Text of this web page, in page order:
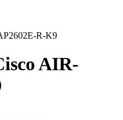
R-K9
AIR-